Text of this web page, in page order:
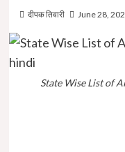
दीपक तिवारी June 28,
State Wise List of